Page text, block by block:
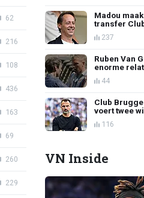
62
216
108
436
163
69
260
229
Madou
transfer
237
Ruben Van
enorme
44
Club
voert twee
116
VN Inside